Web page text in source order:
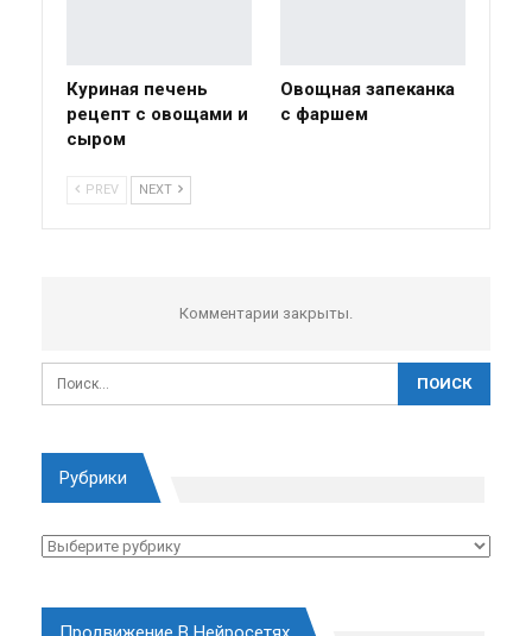
Куриная печень
рецепт с овощами и
сыром
Овощная запеканка
с фаршем
PREV NEXT
Комментарии закрыты.
Рубрики
Рубрики